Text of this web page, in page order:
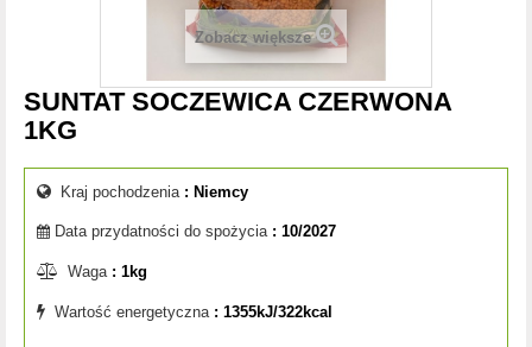
Zobacz większe
SUNTAT SOCZEWICA CZERWONA
1KG
Kraj pochodzenia: Niemcy
Data przydatności do spożycia: 10/2027
Waga: 1kg
Wartość energetyczna: 1355kJ/322kcal